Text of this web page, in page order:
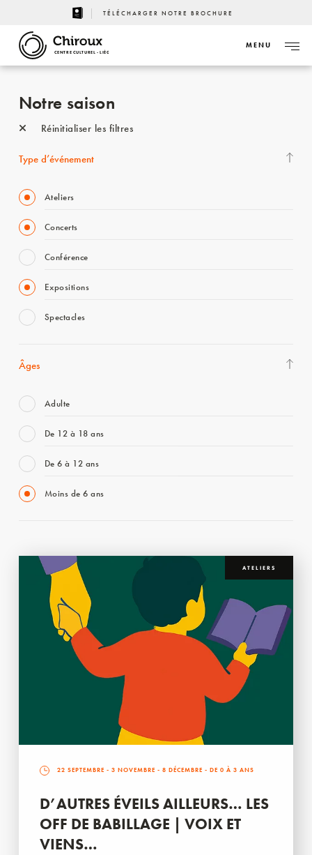
TÉLÉCHARGER NOTRE BROCHURE
CENTRE CULTUREL - LIÈGE
MENU
Notre saison
Réinitialiser les filtres
Type d’événement
Ateliers
Concerts
Conférence
Expositions
Spectacles
Âges
Adulte
De 12 à 18 ans
De 6 à 12 ans
Moins de 6 ans
ATELIERS
22 SEPTEMBRE - 3 NOVEMBRE - 8 DÉCEMBRE - DE 0 À 3 ANS
D’AUTRES ÉVEILS AILLEURS… LES
OFF DE BABILLAGE | VOIX ET
VIENS…